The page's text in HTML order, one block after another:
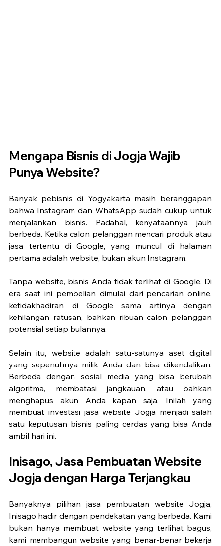
Mengapa Bisnis di Jogja Wajib
Punya Website?
Banyak pebisnis di Yogyakarta masih beranggapan
bahwa Instagram dan WhatsApp sudah cukup untuk
menjalankan bisnis. Padahal, kenyataannya jauh
berbeda. Ketika calon pelanggan mencari produk atau
jasa tertentu di Google, yang muncul di halaman
pertama adalah website, bukan akun Instagram.
Tanpa website, bisnis Anda tidak terlihat di Google. Di
era saat ini pembelian dimulai dari pencarian online,
ketidakhadiran di Google sama artinya dengan
kehilangan ratusan, bahkan ribuan calon pelanggan
potensial setiap bulannya.
Selain itu, website adalah satu-satunya aset digital
yang sepenuhnya milik Anda dan bisa dikendalikan.
Berbeda dengan sosial media yang bisa berubah
algoritma, membatasi jangkauan, atau bahkan
menghapus akun Anda kapan saja. Inilah yang
membuat investasi jasa website Jogja menjadi salah
satu keputusan bisnis paling cerdas yang bisa Anda
ambil hari ini.
Inisago, Jasa Pembuatan Website
Jogja dengan Harga Terjangkau
Banyaknya pilihan jasa pembuatan website Jogja,
Inisago hadir dengan pendekatan yang berbeda. Kami
bukan hanya membuat website yang terlihat bagus,
kami membangun website yang benar-benar bekerja